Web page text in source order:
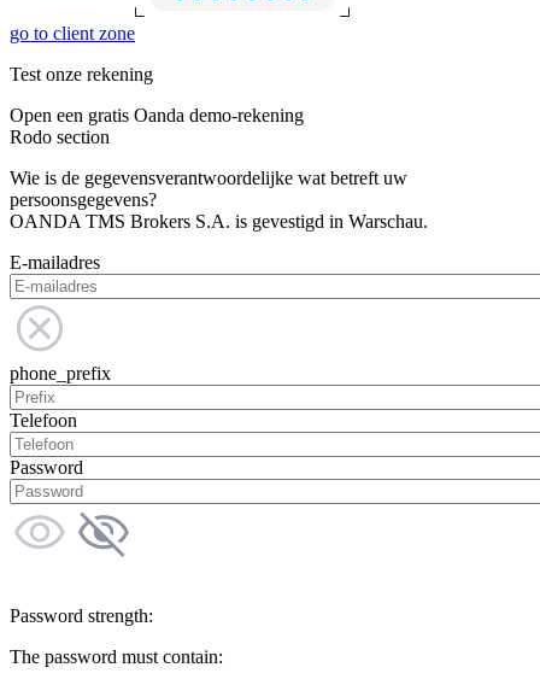
go to client zone
Test onze rekening
Open een gratis Oanda demo-rekening
Rodo section
Wie is de gegevensverantwoordelijke wat betreft uw
persoonsgegevens?
OANDA TMS Brokers S.A. is gevestigd in Warschau.
E-mailadres
phone_prefix
Telefoon
Password
Password strength:
The password must contain: